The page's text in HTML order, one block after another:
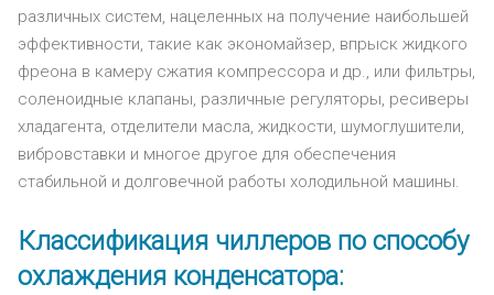
различных систем, нацеленных на получение наибольшей
эффективности, такие как экономайзер, впрыск жидкого
фреона в камеру сжатия компрессора и др., или фильтры,
соленоидные клапаны, различные регуляторы, ресиверы
хладагента, отделители масла, жидкости, шумоглушители,
вибровставки и многое другое для обеспечения
стабильной и долговечной работы холодильной машины.
Классификация чиллеров по способу
охлаждения конденсатора: